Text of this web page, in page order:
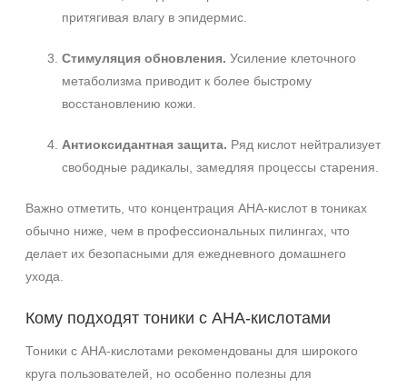
притягивая влагу в эпидермис.
Стимуляция обновления. Усиление клеточного
метаболизма приводит к более быстрому
восстановлению кожи.
Антиоксидантная защита. Ряд кислот нейтрализует
свободные радикалы, замедляя процессы старения.
Важно отметить, что концентрация AHA‑кислот в тониках
обычно ниже, чем в профессиональных пилингах, что
делает их безопасными для ежедневного домашнего
ухода.
Кому подходят тоники с AHA‑кислотами
Тоники с AHA‑кислотами рекомендованы для широкого
круга пользователей, но особенно полезны для